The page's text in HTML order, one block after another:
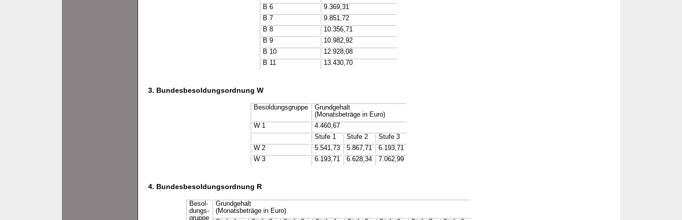
B 6
9.369,31
B 7
9.851,72
B 8
10.356,71
B 9
10.982,92
B 10
12.928,08
B 11
13.430,70
3. Bundesbesoldungsordnung W
Besoldungsgruppe
Grundgehalt
(Monatsbeträge in Euro)
W 1
4.460,67
Stufe 1
Stufe 2
Stufe 3
W 2
5.541,73 5.867,71
6.193,71
W 3
6.193,71 6.628,34 7.062,99
4. Bundesbesoldungsordnung R
Besol-
dungs-
gruppe
Grundgehalt
(Monatsbeträge in Euro)